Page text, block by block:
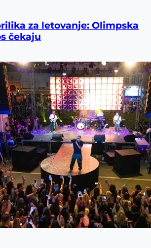
za letovanje: Olimpska
čekaju